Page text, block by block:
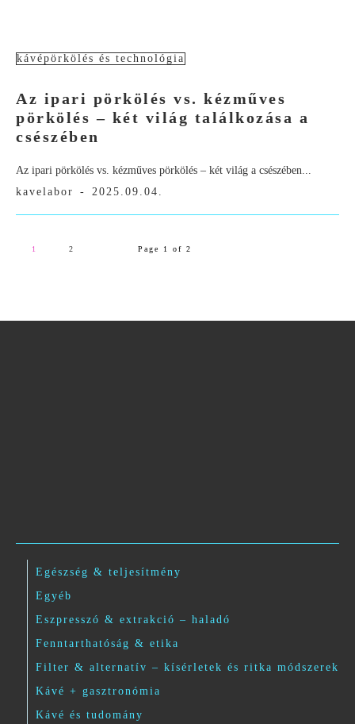
kávépörkölés és technológia
Az ipari pörkölés vs. kézműves
pörkölés – két világ találkozása a
csészében
Az ipari pörkölés vs. kézműves pörkölés – két világ a csészében...
kavelabor
- 2025.09.04.
1 2 Page 1 of 2
Egészség & teljesítmény
Egyéb
Eszpresszó & extrakció – haladó
Fenntarthatóság & etika
Filter & alternatív – kísérletek és ritka módszerek
Kávé + gasztronómia
Kávé és tudomány